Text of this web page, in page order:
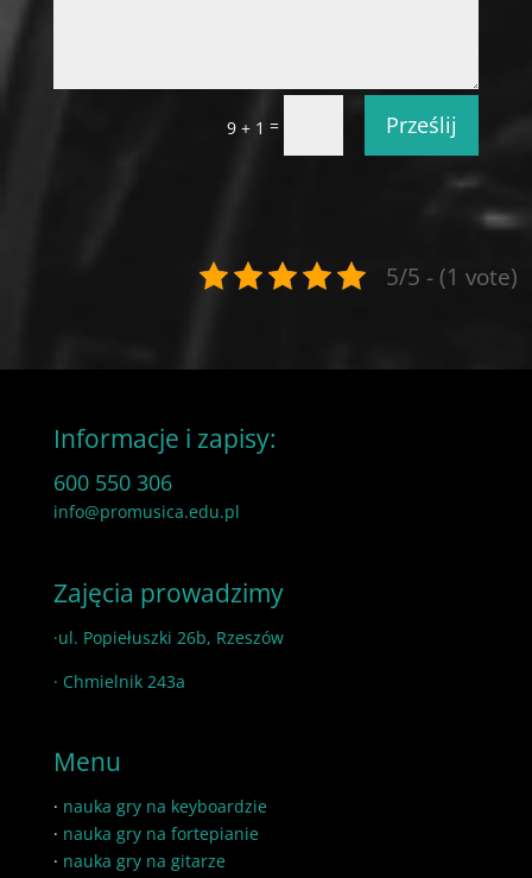
9 + 1 = Prześlij
5/5 - (1 vote)
Informacje i zapisy:
600 550 306
info@promusica.edu.pl
Zajęcia prowadzimy
·ul. Popiełuszki 26b, Rzeszów
· Chmielnik 243a
Menu
· nauka gry na keyboardzie
· nauka gry na fortepianie
· nauka gry na gitarze